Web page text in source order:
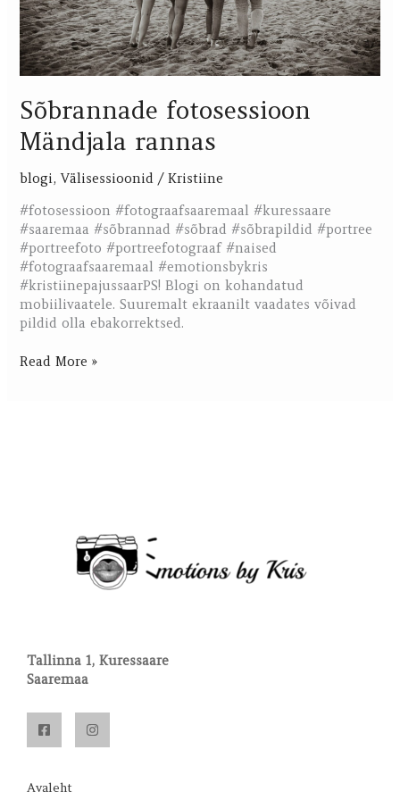
Sõbrannade fotosessioon
Mändjala rannas
blogi,Välisessioonid /Kristiine
#fotosessioon #fotograafsaaremaal #kuressaare
#saaremaa #sõbrannad #sõbrad #sõbrapildid #portree
#portreefoto #portreefotograaf #naised
#fotograafsaaremaal #emotionsbykris
#kristiinepajussaarPS! Blogi on kohandatud
mobiilivaatele. Suuremalt ekraanilt vaadates võivad
pildid olla ebakorrektsed.
Read More »
Tallinna 1, Kuressaare
Saaremaa
Avaleht